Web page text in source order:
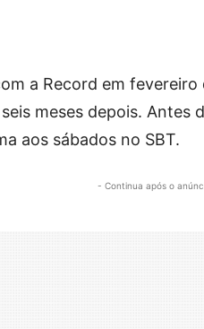
a Record em fevereiro
seis meses depois. Antes
aos sábados no SBT.
- Continua após o